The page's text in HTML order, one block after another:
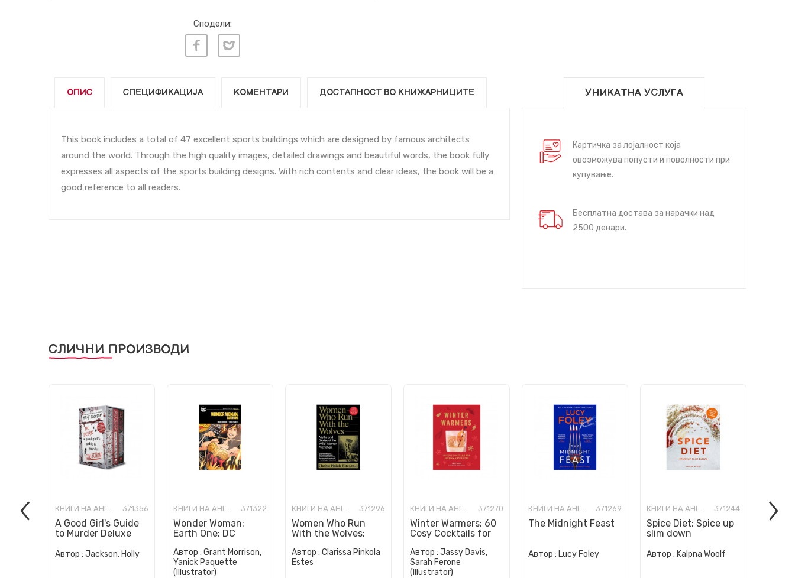
Сподели:
ОПИС СПЕЦИФИКАЦИЈА КОМЕНТАРИ ДОСТАПНОСТ ВО КНИЖАРНИЦИТЕ
This book includes a total of 47 excellent sports buildings which are designed by famous architects
around the world. Through the high quality images, detailed drawings and beautiful words, the book fully
expresses all aspects of the sports building designs. With rich contents and clear ideas, the book will be a
good reference to all readers.
УНИКАТНА УСЛУГА
Картичка за лојалност која
овозможува попусти и поволности при
купување.
Бесплатна достава за нарачки над
2500 денари.
СЛИЧНИ ПРОИЗВОДИ
КНИГИ НА АНГЛИСКИ ЈАЗИК 371356
A Good Girl's Guide
to Murder Deluxe
Set: Special Deluxe
Автор : Jackson, Holly
КНИГИ НА АНГЛИСКИ ЈАЗИК 371322
Wonder Woman:
Earth One: DC
Edition
Автор : Grant Morrison,
Yanick Paquette
(Illustrator)
КНИГИ НА АНГЛИСКИ ЈАЗИК 371296
Women Who Run
With the Wolves:
the Wild Woman
Archetype
Автор : Clarissa Pinkola
Estes
КНИГИ НА АНГЛИСКИ ЈАЗИК 371270
Winter Warmers: 60
Cosy Cocktails for
Автор : Jassy Davis,
Sarah Ferone
(Illustrator)
КНИГИ НА АНГЛИСКИ ЈАЗИК 371269
The Midnight Feast
Автор : Lucy Foley
КНИГИ НА АНГЛИСКИ ЈАЗИК 371244
Spice Diet: Spice up
slim down
Автор : Kalpna Woolf
How